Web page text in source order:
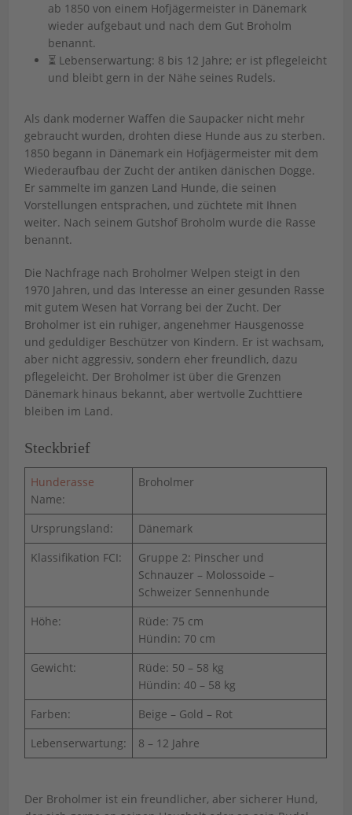
ab 1850 von einem Hofjägermeister in Dänemark
wieder aufgebaut und nach dem Gut Broholm
benannt.
⏳ Lebenserwartung: 8 bis 12 Jahre; er ist pflegeleicht
und bleibt gern in der Nähe seines Rudels.
Als dank moderner Waffen die Saupacker nicht mehr
gebraucht wurden, drohten diese Hunde aus zu sterben.
1850 begann in Dänemark ein Hofjägermeister mit dem
Wiederaufbau der Zucht der antiken dänischen Dogge.
Er sammelte im ganzen Land Hunde, die seinen
Vorstellungen entsprachen, und züchtete mit Ihnen
weiter. Nach seinem Gutshof Broholm wurde die Rasse
benannt.
Die Nachfrage nach Broholmer Welpen steigt in den
1970 Jahren, und das Interesse an einer gesunden Rasse
mit gutem Wesen hat Vorrang bei der Zucht. Der
Broholmer ist ein ruhiger, angenehmer Hausgenosse
und geduldiger Beschützer von Kindern. Er ist wachsam,
aber nicht aggressiv, sondern eher freundlich, dazu
pflegeleicht. Der Broholmer ist über die Grenzen
Dänemark hinaus bekannt, aber wertvolle Zuchttiere
bleiben im Land.
Steckbrief
Hunderasse
Name:
Broholmer
Ursprungsland:
Dänemark
Klassifikation FCI:
Gruppe 2: Pinscher und
Schnauzer – Molossoide –
Schweizer Sennenhunde
Höhe:
Rüde: 75 cm
Hündin: 70 cm
Gewicht:
Rüde: 50 – 58 kg
Hündin: 40 – 58 kg
Farben:
Beige – Gold – Rot
Lebenserwartung:
8 – 12 Jahre
Der Broholmer ist ein freundlicher, aber sicherer Hund,